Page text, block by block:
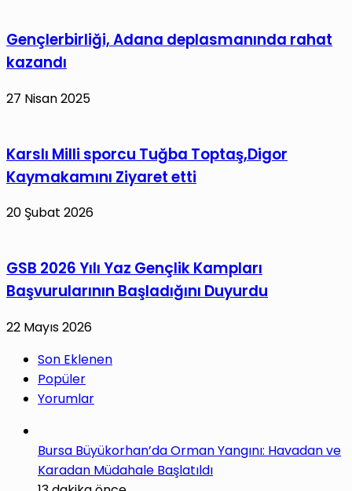
Gençlerbirliği, Adana deplasmanında rahat
kazandı
27 Nisan 2025
Karslı Milli sporcu Tuğba Toptaş,Digor
Kaymakamını Ziyaret etti
20 Şubat 2026
GSB 2026 Yılı Yaz Gençlik Kampları
Başvurularının Başladığını Duyurdu
22 Mayıs 2026
Son Eklenen
Popüler
Yorumlar
Bursa Büyükorhan’da Orman Yangını: Havadan ve
Karadan Müdahale Başlatıldı